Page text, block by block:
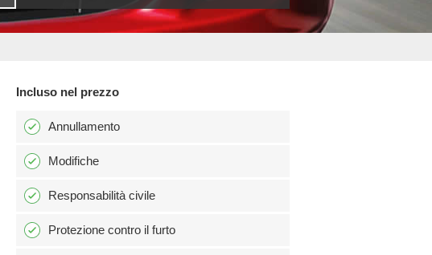
Incluso nel prezzo
Annullamento
Modifiche
Responsabilità civile
Protezione contro il furto